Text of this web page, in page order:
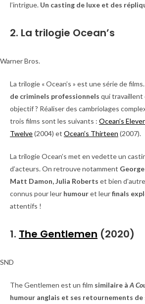
l’intrigue. Un casting de luxe et des
2. La trilogie Ocean’s
Warner Bros.
La trilogie « Ocean’s » est une série de
de criminels professionnels qui travaillent
objectif ? Réaliser des cambriolages
trois films sont les suivants : Ocean’s
Twelve(2004) et Ocean’s Thirteen (2007).
La trilogie Ocean’s met en vedette un
d’acteurs. On retrouve notamment
Matt Damon, Julia Roberts et bien
connus pour leur humouret leurfinals
attentifs !
1. The Gentlemen (2020)
SND
The Gentlemen est un film similaire àA
humour anglais et ses retournements